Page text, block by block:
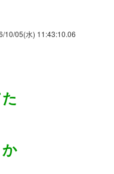
10/05(水) 11:43:10.06